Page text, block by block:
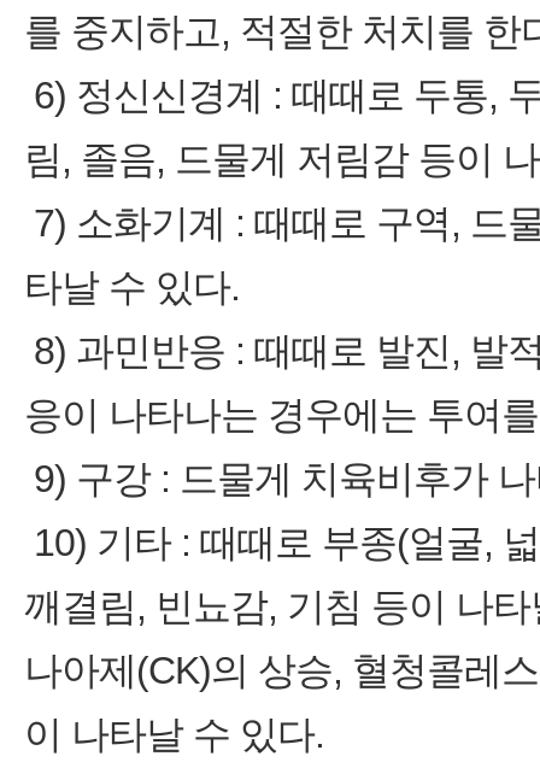
를 중지하고, 적절한 처치를 한
6) 정신신경계 : 때때로 두통,
림, 졸음, 드물게 저림감 등이
7) 소화기계 : 때때로 구역, 드
타날 수 있다.
8) 과민반응 : 때때로 발진, 발
응이 나타나는 경우에는 투여
9) 구강 : 드물게 치육비후가
10) 기타 : 때때로 부종(얼굴,
깨결림, 빈뇨감, 기침 등이 나
나아제(CK)의 상승, 혈청콜레
이 나타날 수 있다.